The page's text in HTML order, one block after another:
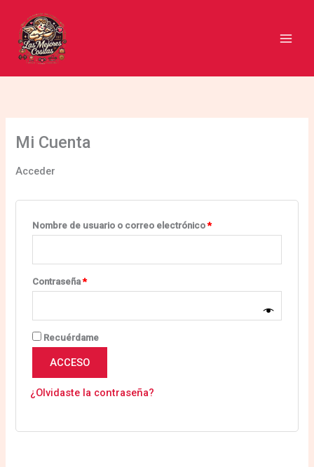
contenido
Mi Cuenta
Acceder
Nombre de usuario o correo electrónico*
Contraseña*
Recuérdame
ACCESO
¿Olvidaste la contraseña?